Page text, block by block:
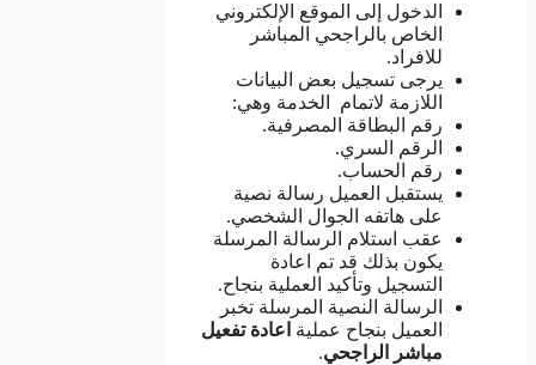
الدخول إلى الموقع الإلكتروني
الخاص بالراجحي المباشر
للافراد.
يرجى تسجيل بعض البيانات
اللازمة لاتمام الخدمة وهي:
رقم البطاقة المصرفية.
الرقم السري.
رقم الحساب.
يستقبل العميل رسالة نصية
على هاتفه الجوال الشخصي.
عقب استلام الرسالة المرسلة
يكون بذلك قد تم اعادة
التسجيل وتأكيد العملية بنجاح.
الرسالة النصية المرسلة تخبر
العميل بنجاح عملية اعادة تفعيل
مباشر الراجحي.